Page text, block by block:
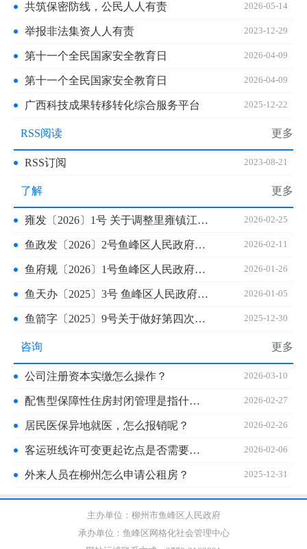
共筑保密防线，公民人人有责 2026-05-14
举报非法集资人人有责 2023-12-29
第十一个全民国家安全教育日 2026-04-09
第十一个全民国家安全教育日 2026-04-09
广西科技成果转移转化综合服务平台 2025-12-22
RSS阅读 更多
RSS订阅 2023-08-21
了解 更多
雍发〔2026〕1号 关于调整里雍镇江河（湖库）村级河长的通知 2026-02-25
鱼政发〔2026〕2号鱼峰区人民政府关于给予潘云春等3位同志见义勇为人员奖励的决定 2026-02-11
鱼府规〔2026〕1号鱼峰区人民政府关于印发《鱼峰区使用聘用教师控制数教师考核入编办法（修订）》的通知 2026-01-26
鱼天办〔2025〕3号 鱼峰区人民政府天马街道办事处 关于做好第四次全国农业普查的通知 2026-01-05
鱼箭字〔2025〕9号关于做好第四次全国农业普查的通知 2025-12-30
咨询 更多
公司注册资本实缴怎么操作？ 2026-03-10
配售型保障性住房封闭管理是指什么？ 2026-02-27
居民医保异地就医，怎么报销呢？ 2026-02-26
客运班线许可变更起讫点是否需要公示并征求相关经营者意见？ 2026-02-06
外来人员在柳州怎么申请公租房？ 2025-12-31
主办单位：柳州市鱼峰区人民政府
承办单位：鱼峰区网格化社会管理中心